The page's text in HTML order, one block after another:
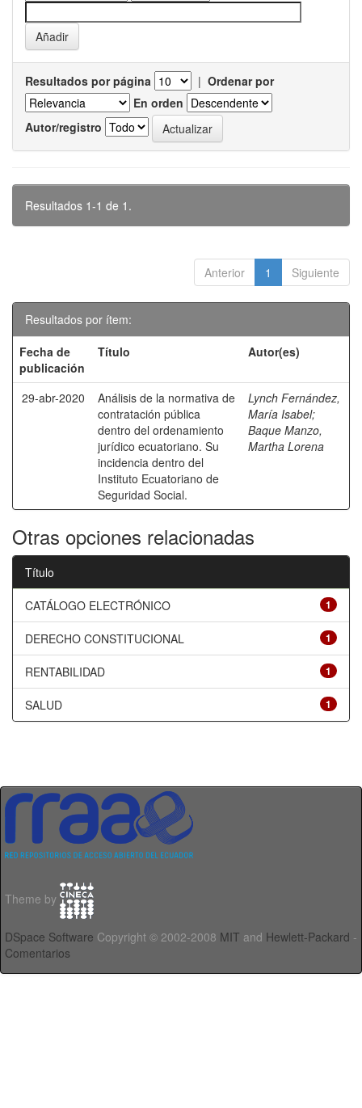
Resultados por página | Ordenar por
En orden
Autor/registro
Resultados 1-1 de 1.
Anterior 1 Siguiente
Resultados por ítem:
Fecha de
publicación
Título Autor(es)
29-abr-2020
Análisis de la normativa de
contratación pública
dentro del ordenamiento
jurídico ecuatoriano. Su
incidencia dentro del
Instituto Ecuatoriano de
Seguridad Social.
Lynch Fernández,
María Isabel;
Baque Manzo,
Martha Lorena
Otras opciones relacionadas
Título
1
CATÁLOGO ELECTRÓNICO
1
DERECHO CONSTITUCIONAL
1
RENTABILIDAD
1
SALUD
Theme by
DSpace Software Copyright © 2002-2008 MIT and Hewlett-Packard -
Comentarios